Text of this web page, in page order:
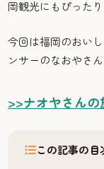
岡観光にもぴったり
今回は福岡のおい
ンサーのなおやさ
>>ナオヤさんの
この記事の目